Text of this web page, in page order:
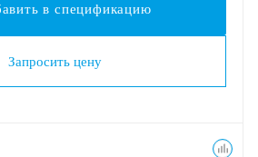
в спецификацию
Запросить цену